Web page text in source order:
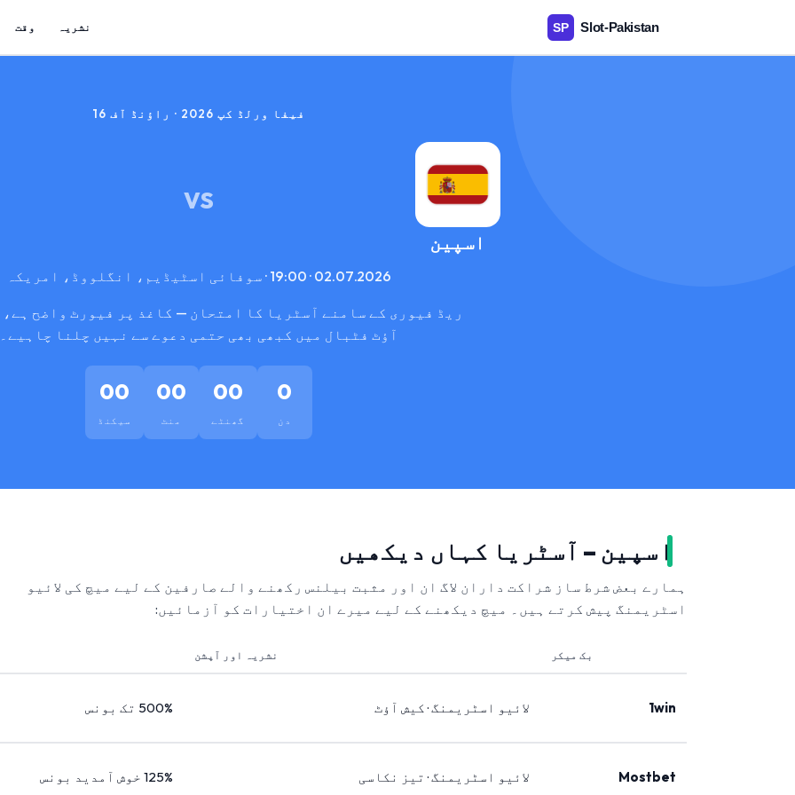
نشریہ وقت
فیفا ورلڈ کپ 2026 · راؤنڈ آف 16
اسپین
VS
02.07.2026 · 19:00 · سوفائی اسٹیڈیم، انگلووڈ، امریکہ
ریڈ فیوری کے سامنے آسٹریا کا امتحان — کاغذ پر فیورٹ واضح
آؤٹ فٹبال میں کبھی بھی حتمی دعوے سے نہیں چلنا چاہیے۔
0
دن
00
گھنٹے
00
منٹ
00
سیکنڈ
اسپین – آسٹریا کہاں دیکھیں
ہمارے بعض شرط ساز شراکت داران لاگ ان اور مثبت بیلنس رکھنے والے صارفین کے لیے میچ کی لائیو
اسٹریمنگ پیش کرتے ہیں۔ میچ دیکھنے کے لیے میرے ان اختیارات کو آزمائیں:
بک میکر نشریہ اور آپشن
1win لائیو اسٹریمنگ · کیش آؤٹ 500% تک بونس
Mostbet لائیو اسٹریمنگ · تیز نکاسی 125% خوش آمدید بونس